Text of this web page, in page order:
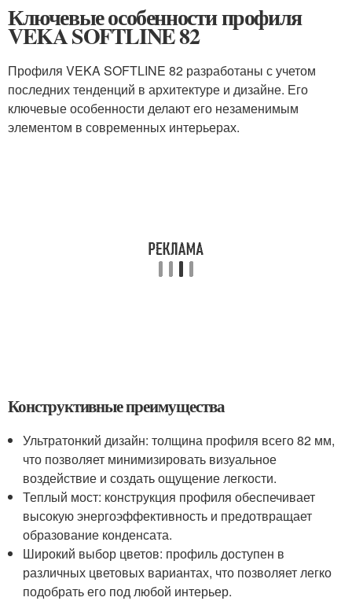
Ключевые особенности профиля
VEKA SOFTLINE 82
Профиля VEKA SOFTLINE 82 разработаны с учетом
последних тенденций в архитектуре и дизайне. Его
ключевые особенности делают его незаменимым
элементом в современных интерьерах.
Конструктивные преимущества
Ультратонкий дизайн: толщина профиля всего 82 мм,
что позволяет минимизировать визуальное
воздействие и создать ощущение легкости.
Теплый мост: конструкция профиля обеспечивает
высокую энергоэффективность и предотвращает
образование конденсата.
Широкий выбор цветов: профиль доступен в
различных цветовых вариантах, что позволяет легко
подобрать его под любой интерьер.